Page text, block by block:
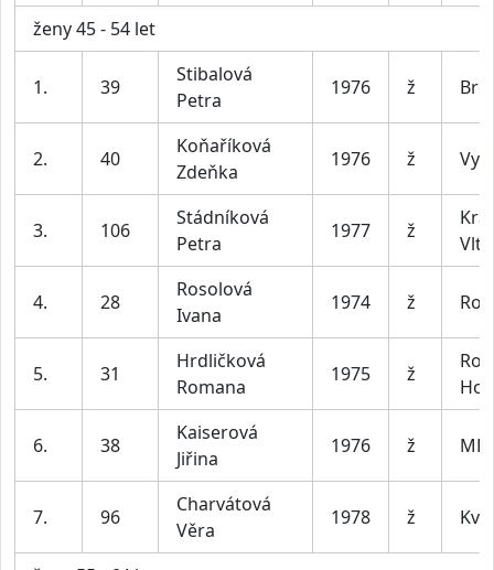
ženy 45 - 54 let
1. 39
Stibalová
Petra
1976 ž
2. 40
Koňaříková
Zdeňka
1976 ž
3. 106
Stádníková
Petra
1977 ž
4. 28
Rosolová
Ivana
1974 ž
5. 31
Hrdličková
Romana
1975 ž
6. 38
Kaiserová
Jiřina
1976 ž MP
7. 96
Charvátová
Věra
1978 ž